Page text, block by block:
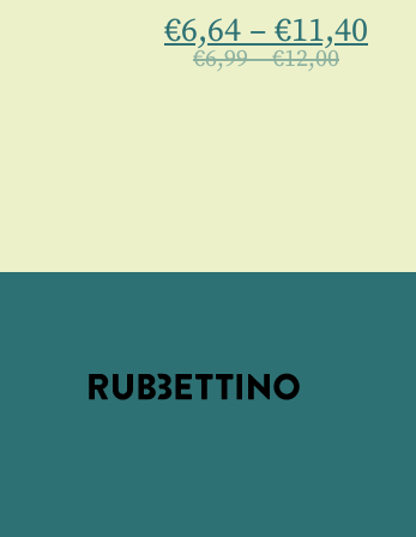
€6,64 – €11,40
€6,99–€12,00